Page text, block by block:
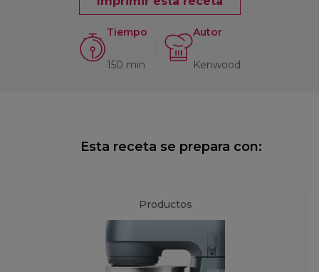
Tiempo
150 min
Autor
Kenwood
Esta receta se prepara con:
Productos